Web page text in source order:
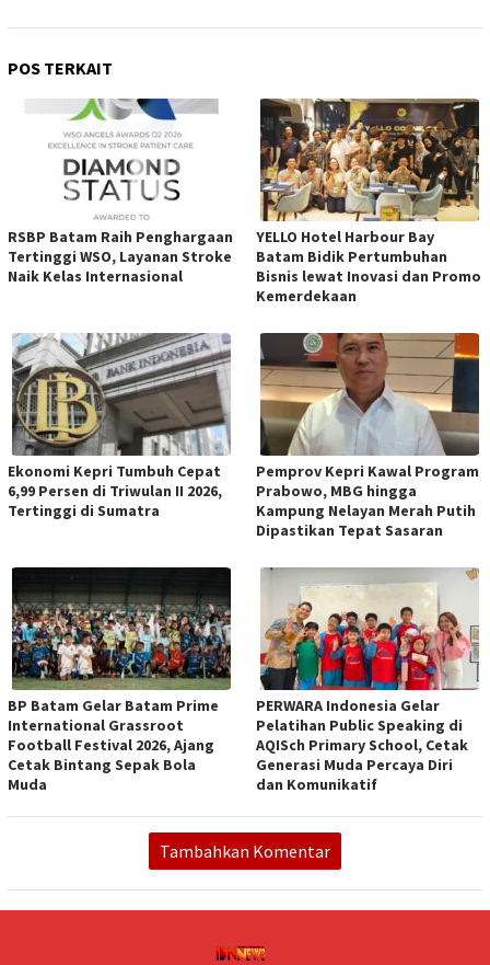
POS TERKAIT
RSBP Batam Raih Penghargaan
Tertinggi WSO, Layanan Stroke
Naik Kelas Internasional
YELLO Hotel Harbour Bay
Batam Bidik Pertumbuhan
Bisnis lewat Inovasi dan Promo
Kemerdekaan
Ekonomi Kepri Tumbuh Cepat
6,99 Persen di Triwulan II 2026,
Tertinggi di Sumatra
Pemprov Kepri Kawal Program
Prabowo, MBG hingga
Kampung Nelayan Merah Putih
Dipastikan Tepat Sasaran
BP Batam Gelar Batam Prime
International Grassroot
Football Festival 2026, Ajang
Cetak Bintang Sepak Bola
Muda
PERWARA Indonesia Gelar
Pelatihan Public Speaking di
AQISch Primary School, Cetak
Generasi Muda Percaya Diri
dan Komunikatif
Tambahkan Komentar